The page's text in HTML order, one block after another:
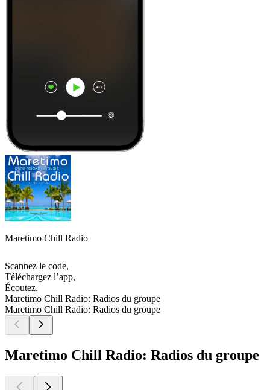
Maretimo Chill Radio
Scannez le code,
Téléchargez l’app,
Écoutez.
Maretimo Chill Radio: Radios du groupe
Maretimo Chill Radio: Radios du groupe
Maretimo Chill Radio: Radios du groupe